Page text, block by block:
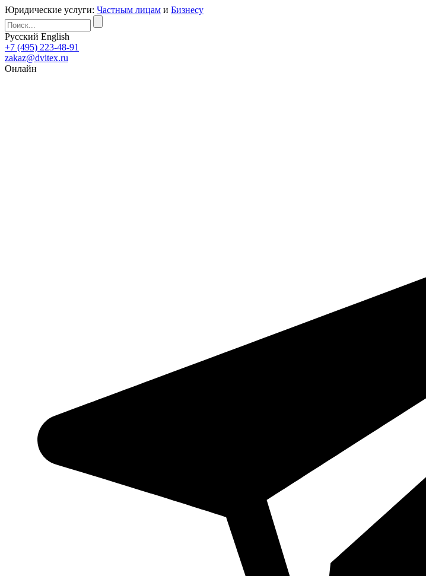
Юридические услуги: Частным лицам и Бизнесу
Русский English
+7 (495) 223-48-91
zakaz@dvitex.ru
Онлайн